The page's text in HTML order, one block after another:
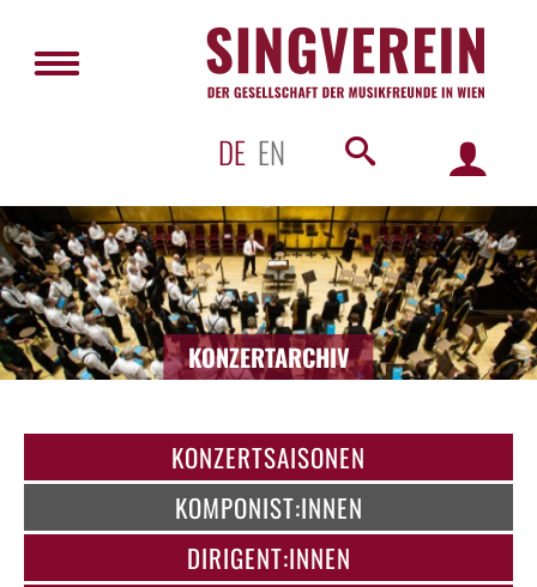
DE EN
KONZERTARCHIV
KONZERTSAISONEN
KOMPONIST:INNEN
DIRIGENT:INNEN